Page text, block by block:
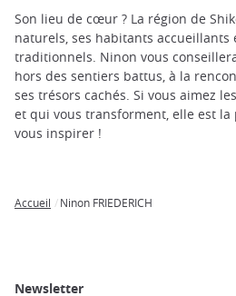
Son lieu de cœur ? La région de
naturels, ses habitants accueillants
traditionnels. Ninon vous
hors des sentiers battus, à la
ses trésors cachés. Si vous aimez
et qui vous transforment, elle est
vous inspirer !
focus
trap
after
an
iframe
Accueil Ninon FRIEDERICH
Newsletter